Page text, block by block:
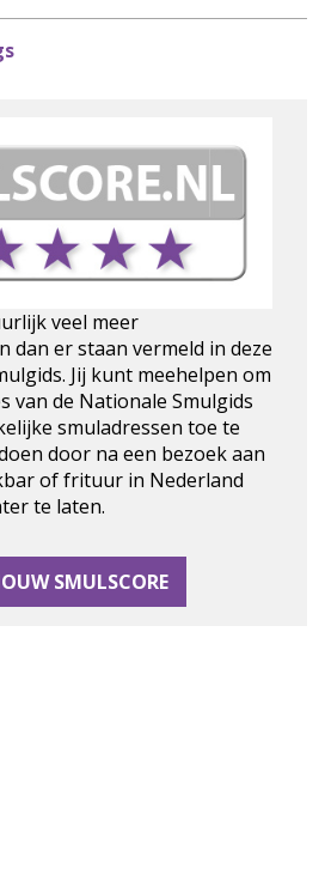
veel meer
dan er staan vermeld in deze
Jij kunt meehelpen om
van de Nationale Smulgids
smuladressen toe te
door na een bezoek aan
of frituur in Nederland
te laten.
SMULSCORE